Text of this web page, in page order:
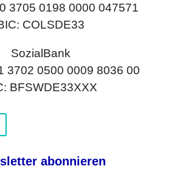
3705 0198 0000 047571
COLSDE33
SozialBank
3702 0500 0009 8036 00
BFSWDE33XXX
abonnieren